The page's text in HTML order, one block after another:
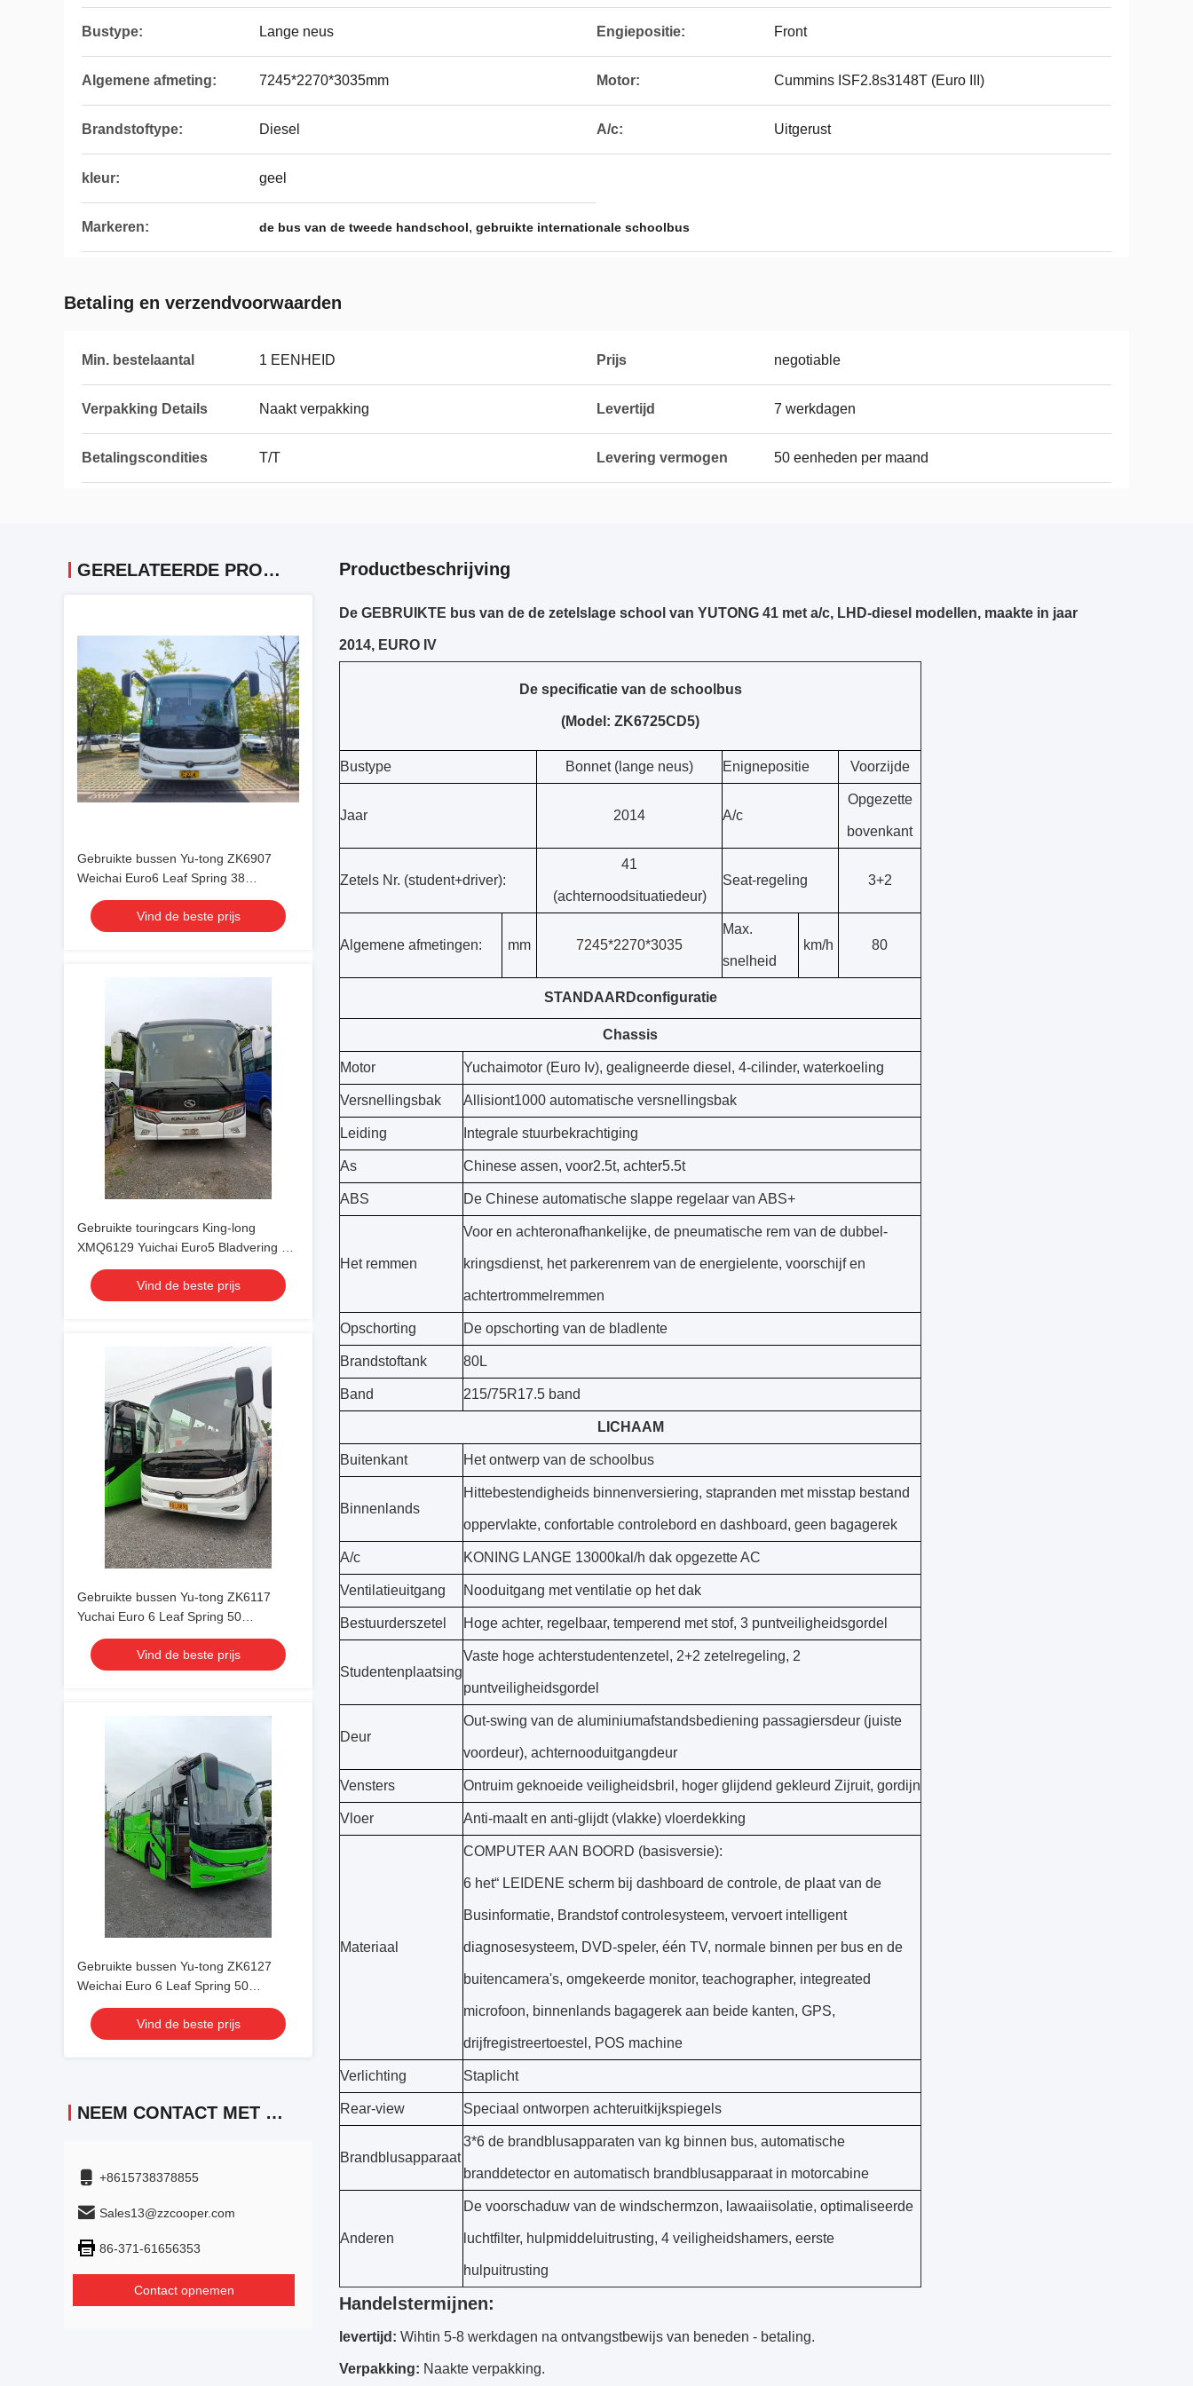
Bustype: Lange neus Engiepositie: Front
Algemene afmeting: 7245*2270*3035mm Motor: Cummins ISF2.8s3148T (Euro III)
Brandstoftype: Diesel A/c: Uitgerust
kleur: geel
Markeren: de bus van de tweede handschool, gebruikte internationale schoolbus
Betaling en verzendvoorwaarden
Min. bestelaantal 1 EENHEID Prijs negotiable
Verpakking Details Naakt verpakking Levertijd 7 werkdagen
Betalingscondities T/T Levering vermogen 50 eenheden per maand
GERELATEERDE PRODUCTEN
Gebruikte bussen Yu-tong ZK6907
Weichai Euro6 Leaf Spring 38
zitplaatsen 2023 jaar Lux Transport
met airconditioning Voor pendel of
lange afstand
Vind de beste prijs
Gebruikte touringcars King-long
XMQ6129 Yuichai Euro5 Bladvering 54
zitplaatsen Luxe transport uit 2021 met
airconditioning voor shuttle of lange
afstand
Vind de beste prijs
Gebruikte bussen Yu-tong ZK6117
Yuchai Euro 6 Leaf Spring 50
zitplaatsen 2023 jaar Lux Transport
met airconditioning Voor pendel of
lange afstand
Vind de beste prijs
Gebruikte bussen Yu-tong ZK6127
Weichai Euro 6 Leaf Spring 50
zitplaatsen 2023 jaar Lux Transport
met airconditioning Voor pendel of
lange afstand
Vind de beste prijs
NEEM CONTACT MET ONS OP
+8615738378855
Sales13@zzcooper.com
86-371-61656353
Contact opnemen
Productbeschrijving
De GEBRUIKTE bus van de de zetelslage school van YUTONG 41 met a/c, LHD-diesel modellen, maakte in jaar
2014, EURO IV
De specificatie van de schoolbus
(Model: ZK6725CD5)
Bustype Bonnet (lange neus) Enignepositie Voorzijde
Jaar 2014 A/c
Opgezette
bovenkant
Zetels Nr. (student+driver):
41
(achternoodsituatiedeur)
Seat-regeling 3+2
Algemene afmetingen: mm 7245*2270*3035
Max.
snelheid
km/h 80
STANDAARDconfiguratie
Chassis
Motor Yuchaimotor (Euro Iv), gealigneerde diesel, 4-cilinder, waterkoeling
Versnellingsbak Allisiont1000 automatische versnellingsbak
Leiding Integrale stuurbekrachtiging
As Chinese assen, voor2.5t, achter5.5t
ABS De Chinese automatische slappe regelaar van ABS+
Het remmen
Voor en achteronafhankelijke, de pneumatische rem van de dubbel-
kringsdienst, het parkerenrem van de energielente, voorschijf en
achtertrommelremmen
Opschorting De opschorting van de bladlente
Brandstoftank 80L
Band 215/75R17.5 band
LICHAAM
Buitenkant Het ontwerp van de schoolbus
Binnenlands
Hittebestendigheids binnenversiering, stapranden met misstap bestand
oppervlakte, confortable controlebord en dashboard, geen bagagerek
A/c KONING LANGE 13000kal/h dak opgezette AC
Ventilatieuitgang Nooduitgang met ventilatie op het dak
Bestuurderszetel Hoge achter, regelbaar, temperend met stof, 3 puntveiligheidsgordel
Studentenplaatsing
Vaste hoge achterstudentenzetel, 2+2 zetelregeling, 2
puntveiligheidsgordel
Deur
Out-swing van de aluminiumafstandsbediening passagiersdeur (juiste
voordeur), achternooduitgangdeur
Vensters Ontruim geknoeide veiligheidsbril, hoger glijdend gekleurd Zijruit, gordijn
Vloer Anti-maalt en anti-glijdt (vlakke) vloerdekking
Materiaal
COMPUTER AAN BOORD (basisversie):
6 het“ LEIDENE scherm bij dashboard de controle, de plaat van de
Businformatie, Brandstof controlesysteem, vervoert intelligent
diagnosesysteem, DVD-speler, één TV, normale binnen per bus en de
buitencamera's, omgekeerde monitor, teachographer, integreated
microfoon, binnenlands bagagerek aan beide kanten, GPS,
drijfregistreertoestel, POS machine
Verlichting Staplicht
Rear-view Speciaal ontworpen achteruitkijkspiegels
Brandblusapparaat
3*6 de brandblusapparaten van kg binnen bus, automatische
branddetector en automatisch brandblusapparaat in motorcabine
Anderen
De voorschaduw van de windschermzon, lawaaiisolatie, optimaliseerde
luchtfilter, hulpmiddeluitrusting, 4 veiligheidshamers, eerste
hulpuitrusting
Handelstermijnen:
levertijd: Wihtin 5-8 werkdagen na ontvangstbewijs van beneden - betaling.
Verpakking: Naakte verpakking.